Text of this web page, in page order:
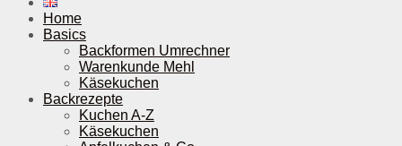
Home
Basics
Backformen Umrechner
Warenkunde Mehl
Käsekuchen
Backrezepte
Kuchen A-Z
Käsekuchen